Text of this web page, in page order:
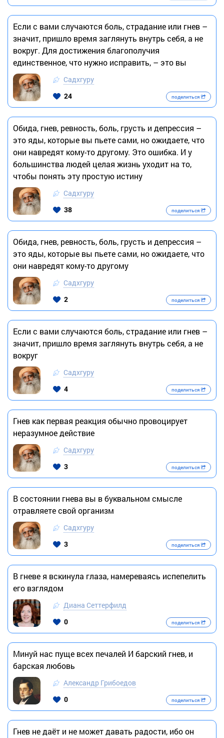
Если с вами случаются боль, страдание или гнев –
значит, пришло время заглянуть внутрь себя, а не
вокруг. Для достижения благополучия
единственное, что нужно исправить, – это вы
Садхгуру
24
поделиться
Обида, гнев, ревность, боль, грусть и депрессия –
это яды, которые вы пьете сами, но ожидаете, что
они навредят кому-то другому. Это ошибка. И у
большинства людей целая жизнь уходит на то,
чтобы понять эту простую истину
Садхгуру
38
поделиться
Обида, гнев, ревность, боль, грусть и депрессия –
это яды, которые вы пьете сами, но ожидаете, что
они навредят кому-то другому
Садхгуру
2
поделиться
Если с вами случаются боль, страдание или гнев –
значит, пришло время заглянуть внутрь себя, а не
вокруг
Садхгуру
4
поделиться
Гнев как первая реакция обычно провоцирует
неразумное действие
Садхгуру
3
поделиться
В состоянии гнева вы в буквальном смысле
отравляете свой организм
Садхгуру
3
поделиться
В гневе я вскинула глаза, намереваясь испепелить
его взглядом
Диана Сеттерфилд
0
поделиться
Минуй нас пуще всех печалей И барский гнев, и
барская любовь
Александр Грибоедов
0
поделиться
Гнев не даёт и не может давать радости, ибо он